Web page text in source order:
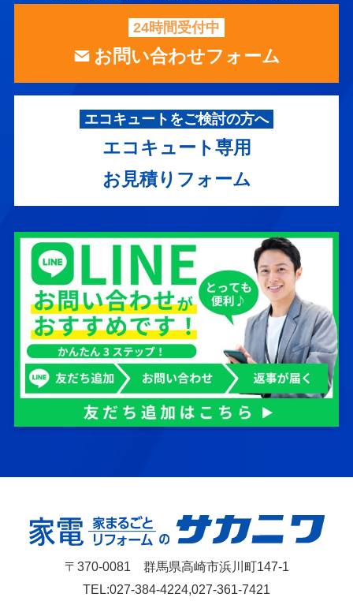
24時間受付中
お問い合わせフォーム
エコキュートをご検討の方へ
エコキュート専用
お見積りフォーム
〒370-0081 群馬県高崎市浜川町147-1
TEL:027-384-4224,027-361-7421